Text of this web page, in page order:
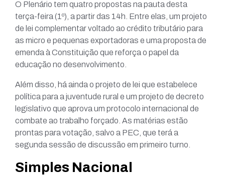
O Plenário tem quatro propostas na pauta desta
terça-feira (1º), a partir das 14h. Entre elas, um projeto
de lei complementar voltado ao crédito tributário para
as micro e pequenas exportadoras e uma proposta de
emenda à Constituição que reforça o papel da
educação no desenvolvimento.
Além disso, há ainda o projeto de lei que estabelece
política para a juventude rural e um projeto de decreto
legislativo que aprova um protocolo internacional de
combate ao trabalho forçado. As matérias estão
prontas para votação, salvo a PEC, que terá a
segunda sessão de discussão em primeiro turno.
Simples Nacional